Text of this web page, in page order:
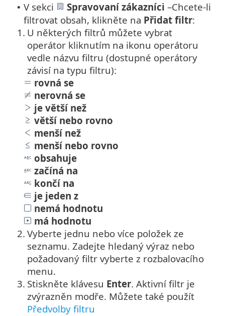
• V sekci Spravovaní zákazníci –Chcete-li
filtrovat obsah, klikněte na Přidat filtr:
1. U některých filtrů můžete vybrat
operátor kliknutím na ikonu operátoru
vedle názvu filtru (dostupné operátory
závisí na typu filtru):
rovná se
nerovná se
je větší než
větší nebo rovno
menší než
menší nebo rovno
obsahuje
začíná na
končí na
je jeden z
nemá hodnotu
má hodnotu
2. Vyberte jednu nebo více položek ze
seznamu. Zadejte hledaný výraz nebo
požadovaný filtr vyberte z rozbalovacího
menu.
3. Stiskněte klávesu Enter. Aktivní filtr je
zvýrazněn modře. Můžete také použít
Předvolby filtru